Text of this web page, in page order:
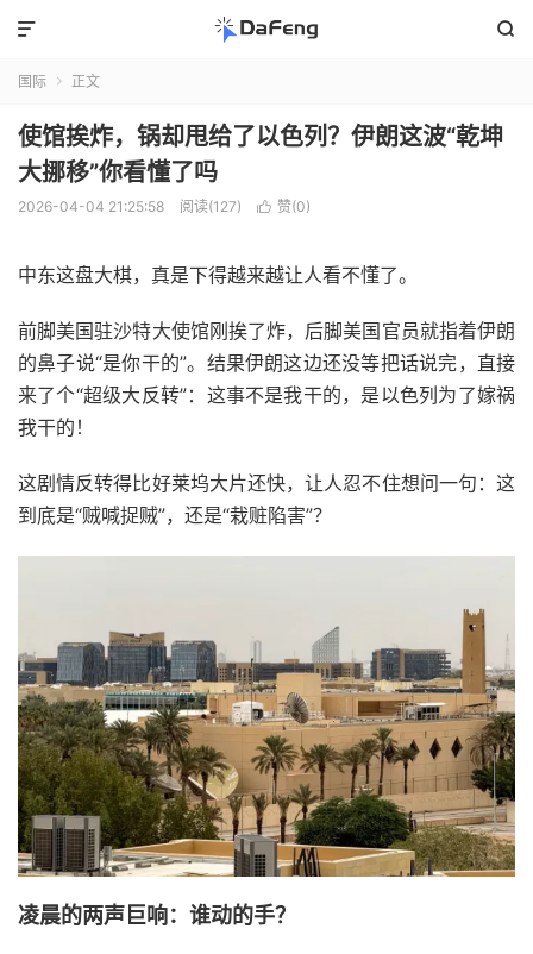


国际  正文
使馆挨炸，锅却甩给了以色列？伊朗这波“乾坤
大挪移”你看懂了吗
2026-04-04 21:25:58 阅读(127)  赞(0)
中东这盘大棋，真是下得越来越让人看不懂了。
前脚美国驻沙特大使馆刚挨了炸，后脚美国官员就指着伊朗
的鼻子说“是你干的”。结果伊朗这边还没等把话说完，直接
来了个“超级大反转”：这事不是我干的，是以色列为了嫁祸
我干的！
这剧情反转得比好莱坞大片还快，让人忍不住想问一句：这
到底是“贼喊捉贼”，还是“栽赃陷害”？
凌晨的两声巨响：谁动的手？